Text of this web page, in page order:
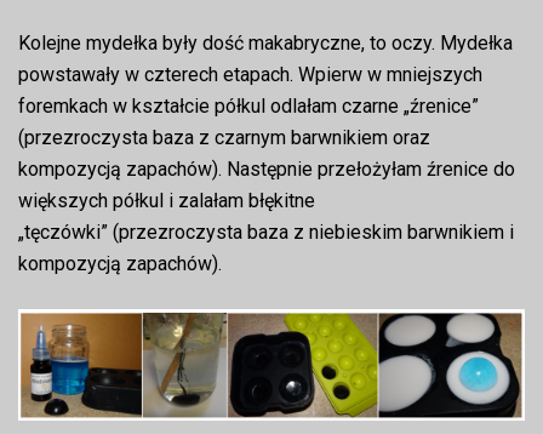
Kolejne mydełka były dość makabryczne, to oczy. Mydełka
powstawały w czterech etapach. Wpierw w mniejszych
foremkach w kształcie półkul odlałam czarne „źrenice”
(przezroczysta baza z czarnym barwnikiem oraz
kompozycją zapachów). Następnie przełożyłam źrenice do
większych półkul i zalałam błękitne
„tęczówki” (przezroczysta baza z niebieskim barwnikiem i
kompozycją zapachów).